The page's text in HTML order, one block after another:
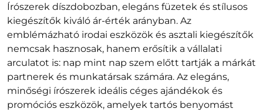
Írószerek díszdobozban, elegáns füzetek és stílusos
kiegészítők kiváló ár-érték arányban. Az
emblémázható irodai eszközök és asztali kiegészítők
nemcsak hasznosak, hanem erősítik a vállalati
arculatot is: nap mint nap szem előtt tartják a márkát
partnerek és munkatársak számára. Az elegáns,
minőségi írószerek ideális céges ajándékok és
promóciós eszközök, amelyek tartós benyomást